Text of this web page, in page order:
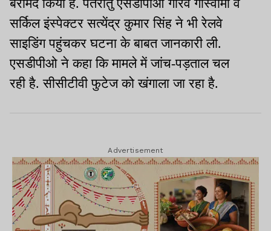
बरामद किया है. पतरातु एसडीपीओ गौरव गोस्वामी व
सर्किल इंस्पेक्टर सत्येंद्र कुमार सिंह ने भी रेलवे
साइडिंग पहुंचकर घटना के बाबत जानकारी ली.
एसडीपीओ ने कहा कि मामले में जांच-पड़ताल चल
रही है. सीसीटीवी फुटेज को खंगाला जा रहा है.
Advertisement